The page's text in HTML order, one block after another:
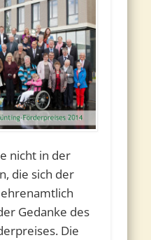
nicht in der
die sich der
Gedanke des
Die